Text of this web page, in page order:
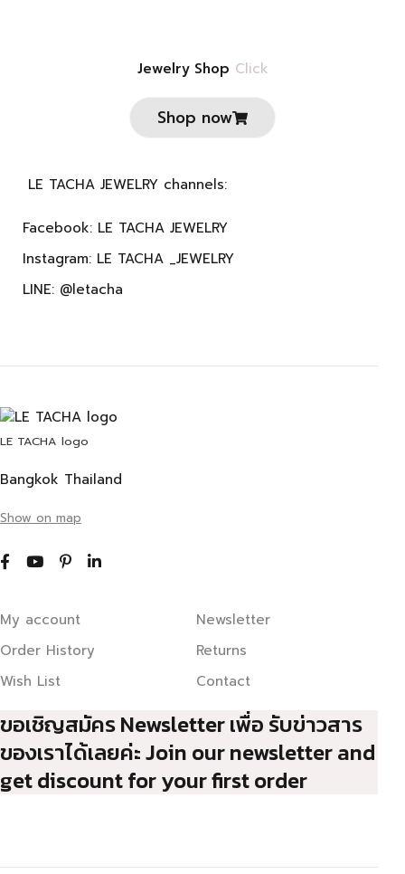
Jewelry Shop Click
Shop now
LE TACHA JEWELRY channels:
Facebook: LE TACHA JEWELRY
Instagram: LE TACHA _JEWELRY
LINE: @letacha
LE TACHA logo
Bangkok Thailand
Show on map
My account
Order History
Wish List
Newsletter
Returns
Contact
ขอเชิญสมัคร Newsletter เพื่อ รับข่าวสาร
ของเราได้เลยค่ะ Join our newsletter and
get discount for your first order